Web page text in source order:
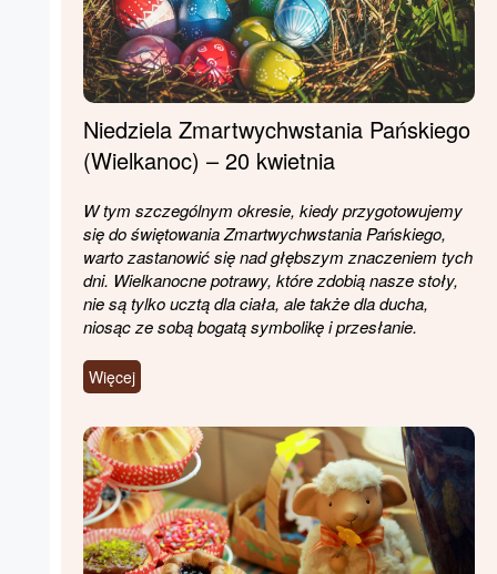
Niedziela Zmartwychwstania Pańskiego
(Wielkanoc) – 20 kwietnia
W tym szczególnym okresie, kiedy przygotowujemy
się do świętowania Zmartwychwstania Pańskiego,
warto zastanowić się nad głębszym znaczeniem tych
dni. Wielkanocne potrawy, które zdobią nasze stoły,
nie są tylko ucztą dla ciała, ale także dla ducha,
niosąc ze sobą bogatą symbolikę i przesłanie.
Więcej